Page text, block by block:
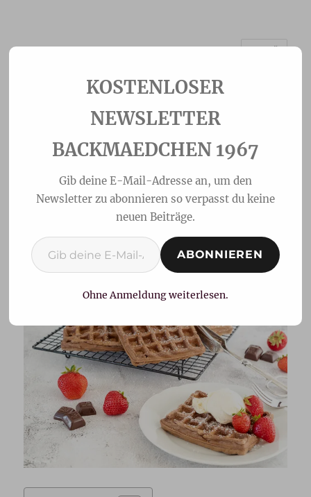
Schokowaffeln
NEWSLETTER
BACKMAEDCHEN 1967
Gib deine E-Mail-Adresse an, um den
Newsletter zu abonnieren so verpasst du keine
neuen Beiträge.
Gib deine E-Mail-Adresse ein ...
ABONNIEREN
Ohne Anmeldung weiterlesen.